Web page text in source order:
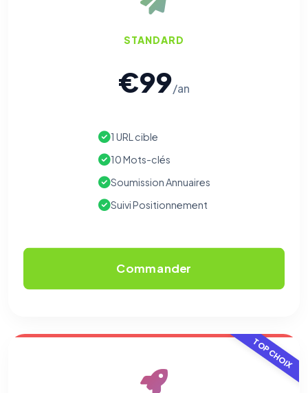
STANDARD
€99/an
1 URL cible
10 Mots-clés
Soumission Annuaires
Suivi Positionnement
Commander
TOP CHOIX